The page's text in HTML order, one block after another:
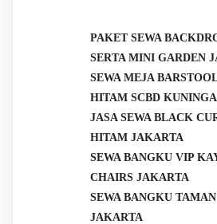
PAKET SEWA
SERTA MINI GARDEN
SEWA MEJA
HITAM SCBD
JASA SEWA BLACK
HITAM JAKARTA
SEWA BANGKU VIP
CHAIRS JAKARTA
SEWA BANGKU
JAKARTA